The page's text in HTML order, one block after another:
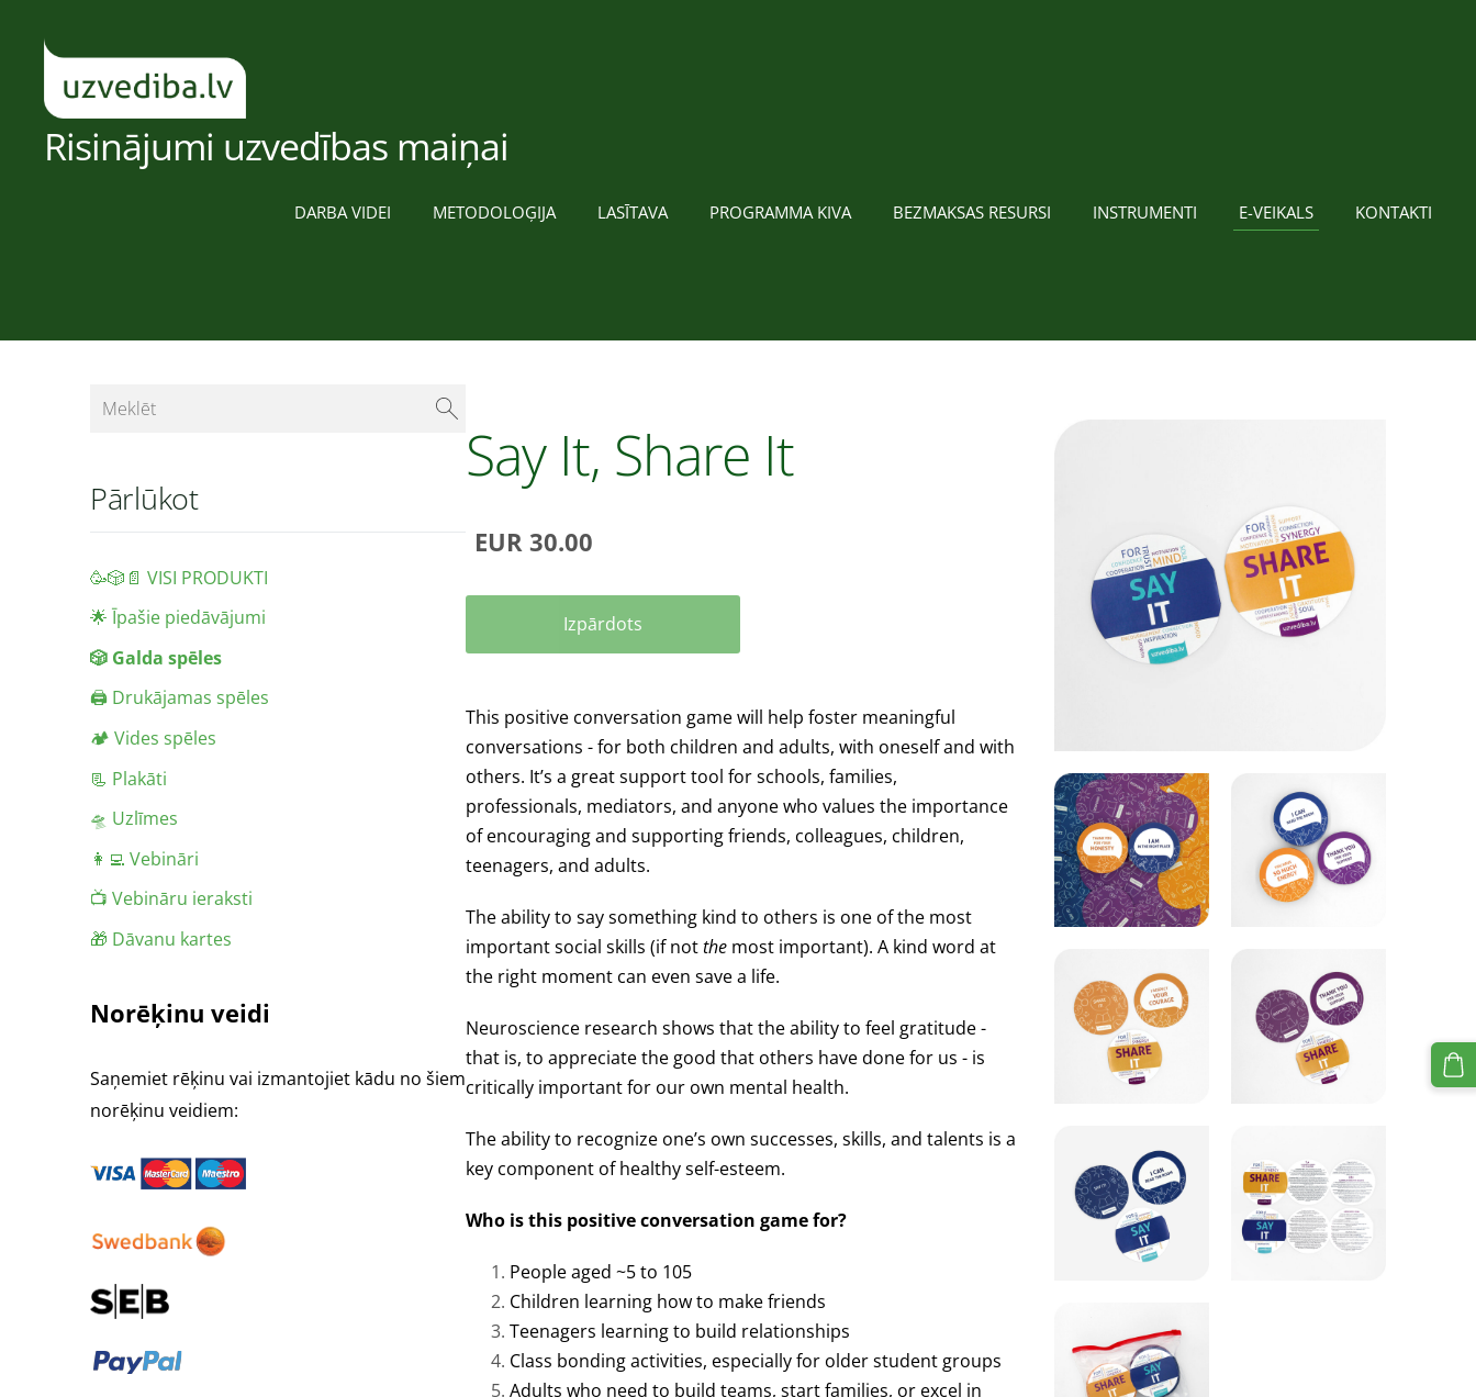
Risinājumi uzvedības maiņai
DARBA VIDEI METODOLOĢIJA LASĪTAVA PROGRAMMA KIVA BEZMAKSAS RESURSI INSTRUMENTI E-VEIKALS KONTAKTI
Pārlūkot
🥳🎲📄 VISI PRODUKTI
🌟 Īpašie piedāvājumi
🎲 Galda spēles
🖨️ Drukājamas spēles
🏕️ Vides spēles
📃 Plakāti
🛸 Uzlīmes
👩‍💻 Vebināri
📺 Vebināru ieraksti
🎁 Dāvanu kartes
Norēķinu veidi
Saņemiet rēķinu vai izmantojiet kādu no šiem
norēķinu veidiem:
Say It, Share It
EUR 30.00
Izpārdots
This positive conversation game will help foster meaningful
conversations - for both children and adults, with oneself and with
others. It’s a great support tool for schools, families,
professionals, mediators, and anyone who values the importance
of encouraging and supporting friends, colleagues, children,
teenagers, and adults.
The ability to say something kind to others is one of the most
important social skills (if notthe most important). A kind word at
the right moment can even save a life.
Neuroscience research shows that the ability to feel gratitude -
that is, to appreciate the good that others have done for us - is
critically important for our own mental health.
The ability to recognize one’s own successes, skills, and talents is a
key component of healthy self-esteem.
Who is this positive conversation game for?
People aged ~5 to 105
Children learning how to make friends
Teenagers learning to build relationships
Class bonding activities, especially for older student groups
Adults who need to build teams, start families, or excel in